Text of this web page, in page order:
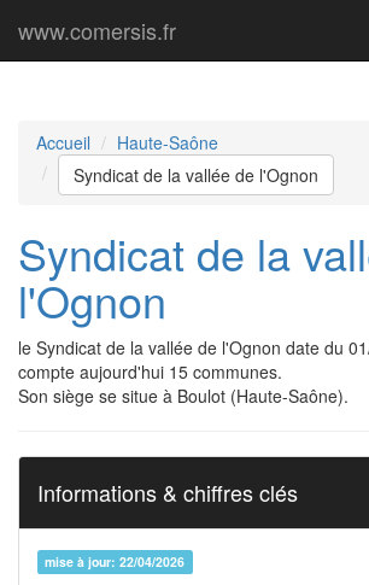
www.comersis.fr
Accueil
Haute-Saône
Syndicat de la vallée de l'Ognon
Syndicat de la
l'Ognon
le Syndicat de la vallée de l'Ognon date du
compte aujourd'hui 15 communes.
Son siège se situe à Boulot (Haute-Saône).
Informations & chiffres clés
mise à jour: 22/04/2026